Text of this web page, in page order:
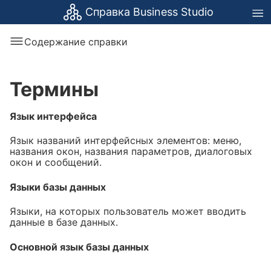
Справка Business Studio
Содержание справки
Термины
Язык интерфейса
Язык названий интерфейсных элементов: меню,
названия окон, названия параметров, диалоговых
окон и сообщений.
Языки базы данных
Языки, на которых пользователь может вводить
данные в базе данных.
Основной язык базы данных